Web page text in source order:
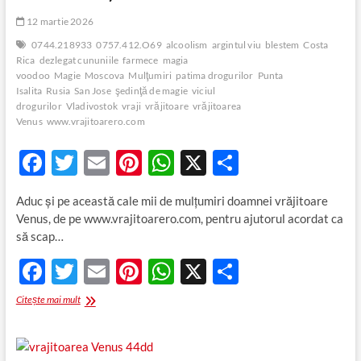
12 martie 2026
0744.218933 0757.412.O69 alcoolism argintul viu blestem Costa
Rica dezlegat cununiile farmece magia
voodoo Magie Moscova Mulţumiri patima drogurilor Punta
Isalita Rusia San Jose şedinţă de magie viciul
drogurilor Vladivostok vraji vrăjitoare vrăjitoarea
Venus www.vrajitoarero.com
F
ac
e
b
o
o
T
itt
E
m
ail
Pi
nt
er
t
W
at
A
p
X P
ta
az
ă
Aduc și pe această cale mii de mulţumiri doamnei vrăjitoare
Venus, de pe www.vrajitoarero.com, pentru ajutorul acordat ca
să scap…
F
ac
b
T
w
er
E Pi
es
WX P
Citește mai multMulţumiri
Venus